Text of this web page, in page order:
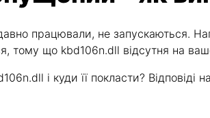
працювали, не запускаються.
тому що kbd106n.dll відсутня на
і куди її покласти? Відповіді